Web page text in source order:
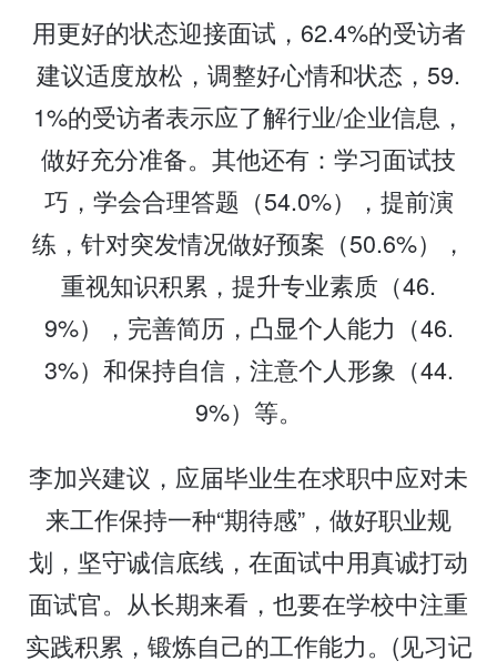
用更好的状态迎接面试，62.4%的受访者
建议适度放松，调整好心情和状态，59.
1%的受访者表示应了解行业/企业信息，
做好充分准备。其他还有：学习面试技
巧，学会合理答题（54.0%），提前演
练，针对突发情况做好预案（50.6%），
重视知识积累，提升专业素质（46.
9%），完善简历，凸显个人能力（46.
3%）和保持自信，注意个人形象（44.
9%）等。
李加兴建议，应届毕业生在求职中应对未
来工作保持一种“期待感”，做好职业规
划，坚守诚信底线，在面试中用真诚打动
面试官。从长期来看，也要在学校中注重
实践积累，锻炼自己的工作能力。(见习记